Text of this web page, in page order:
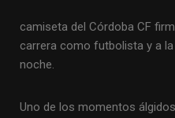
camiseta del Córdoba CF
carrera como futbolista y a
noche.
Uno de los momentos